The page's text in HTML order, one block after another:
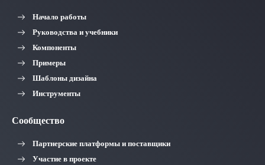
Начало работы
Руководства и учебники
Компоненты
Примеры
Шаблоны дизайна
Инструменты
Сообщество
Партнерские платформы и поставщики
Участие в проекте